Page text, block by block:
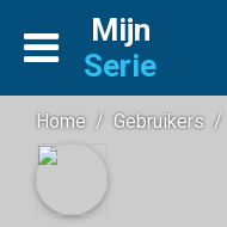
Mijn
Serie
Home /Gebruikers /